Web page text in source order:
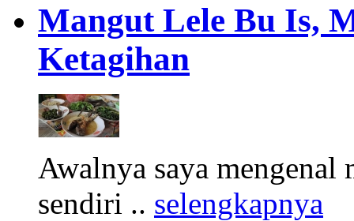
Mangut Lele Bu Is,
Ketagihan
Awalnya saya mengenal
sendiri .. selengkapnya